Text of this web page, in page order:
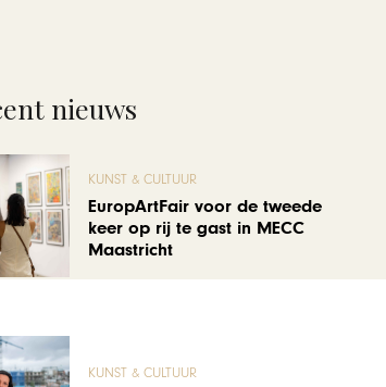
nieuws
KUNST & CULTUUR
EuropArtFair voor de tweede
keer op rij te gast in MECC
Maastricht
KUNST & CULTUUR